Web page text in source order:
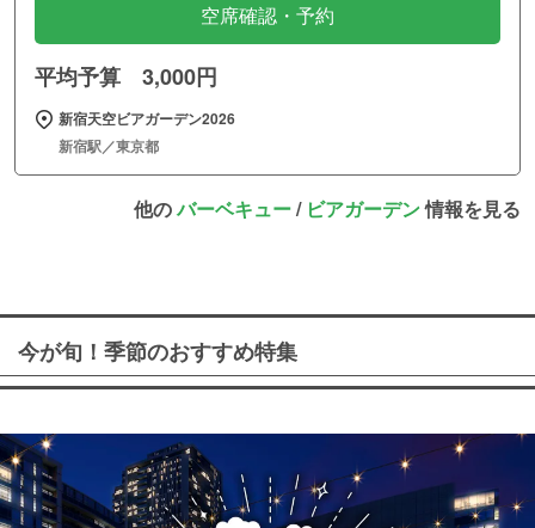
空席確認・予約
平均予算 3,000円
新宿天空ビアガーデン2026
新宿駅／東京都
他のバーベキュー/ ビアガーデン情報を見る
今が旬！季節のおすすめ特集